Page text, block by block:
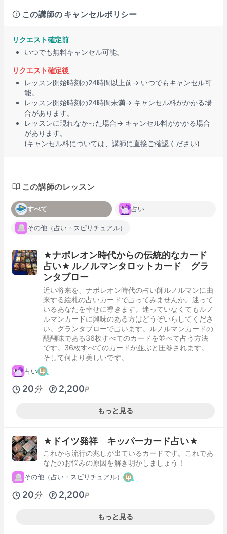
この講師の キャンセルポリシー
リクエスト確定前
いつでも無料キャンセル可能。
リクエスト確定後
レッスン開始時刻の24時間以上前→ いつでもキャンセル可
能。
レッスン開始時刻の24時間未満→ キャンセル料がかかる場
合があります。
レッスンに現れなかった場合→ キャンセル料がかかる場合
があります。
(キャンセル料については、講師に直接ご確認ください)
この講師のレッスン
すべて 占い
その他（占い・スピリチュアル）
★ナポレオン時代からの伝統的なカード
占い★ ルノルマンタロットカード グラ
ンタブロー
近い将来を、ナポレオン時代の占い師ルノルマンに由
来する絵札の占いカードで占ってみませんか。迷って
いるあなたを幸せに導きます。迷っていなくてもルノ
ルマンカードに興味のある方はどうぞいらしてくださ
い。グランタブローで占います。ルノルマンカードの
醍醐味である36枚すべてのカードを並べて占う方法
です。36枚すべてのカードが並ぶと圧巻されます。
そして何より美しいです。
占い
20分 2,200P
もっと見る
★ドイツ発祥 キッパーカード占い★
これから流行の兆しが出ているカードです。これであ
なたのお悩みの原因を解き明かしましょう！
その他（占い・スピリチュアル）
20分 2,200P
もっと見る